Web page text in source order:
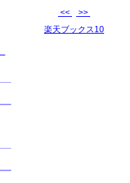
<<
>>
楽天ブックス10